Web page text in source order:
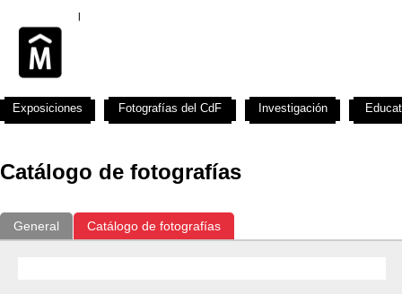
Catálogo de fotografías
General Catálogo de fotografías
Exposiciones Fotografías del CdF Investigación